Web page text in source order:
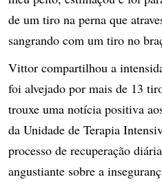
de um tiro na perna que
sangrando com um tiro no
Vittor compartilhou a
foi alvejado por mais de 13
trouxe uma notícia positiva
da Unidade de Terapia
processo de recuperação
angustiante sobre a